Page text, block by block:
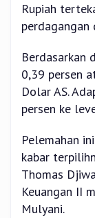
Rupiah
perdagangan
Berdasarkan
0,39 persen
Dolar AS.
persen ke
Pelemahan
kabar
Thomas
Keuangan II
Mulyani.